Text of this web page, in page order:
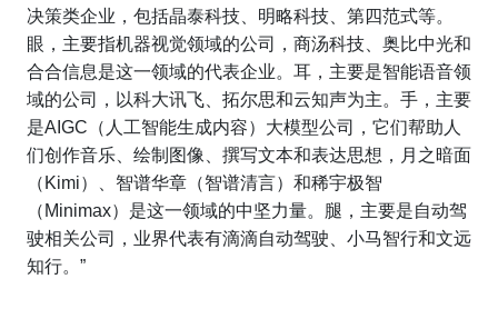
决策类企业，包括晶泰科技、明略科技、第四范式等。
眼，主要指机器视觉领域的公司，商汤科技、奥比中光和
合合信息是这一领域的代表企业。耳，主要是智能语音领
域的公司，以科大讯飞、拓尔思和云知声为主。手，主要
是AIGC（人工智能生成内容）大模型公司，它们帮助人
们创作音乐、绘制图像、撰写文本和表达思想，月之暗面
（Kimi）、智谱华章（智谱清言）和稀宇极智
（Minimax）是这一领域的中坚力量。腿，主要是自动驾
驶相关公司，业界代表有滴滴自动驾驶、小马智行和文远
知行。”